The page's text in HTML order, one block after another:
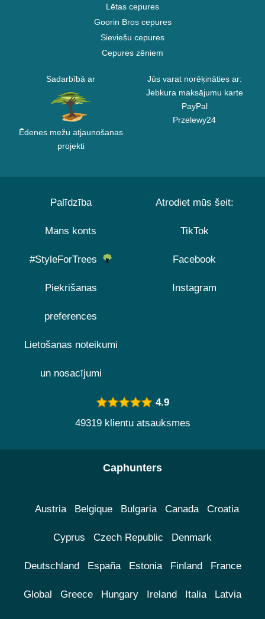
Lētas cepures
Goorin Bros cepures
Sieviešu cepures
Cepures zēniem
Sadarbībā ar
Ēdenes mežu atjaunošanas
projekti
Jūs varat norēķināties ar:
Jebkura maksājumu karte
PayPal
Przelewy24
Palīdzība
Mans konts
#StyleForTrees
Piekrišanas
preferences
Lietošanas noteikumi
un nosacījumi
Atrodiet mūs šeit:
TikTok
Facebook
Instagram
4.9
49319 klientu atsauksmes
Caphunters
Austria Belgique Bulgaria Canada Croatia
Cyprus Czech Republic Denmark
Deutschland España Estonia Finland France
Global Greece Hungary Ireland Italia Latvia